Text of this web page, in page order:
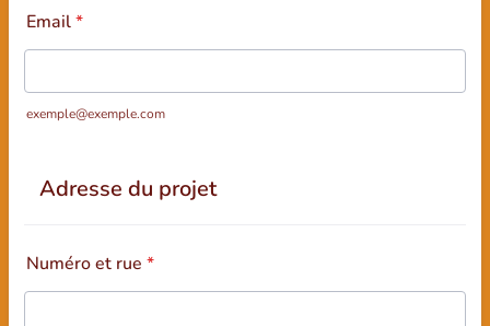
Email*
exemple@exemple.com
Adresse du projet
Numéro et rue *